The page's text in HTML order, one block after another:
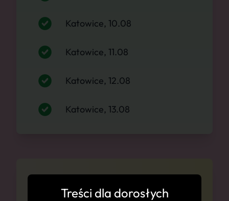
Katowice, 10.08
Katowice, 11.08
Katowice, 12.08
Katowice, 13.08
CennikTreści dla dorosłych